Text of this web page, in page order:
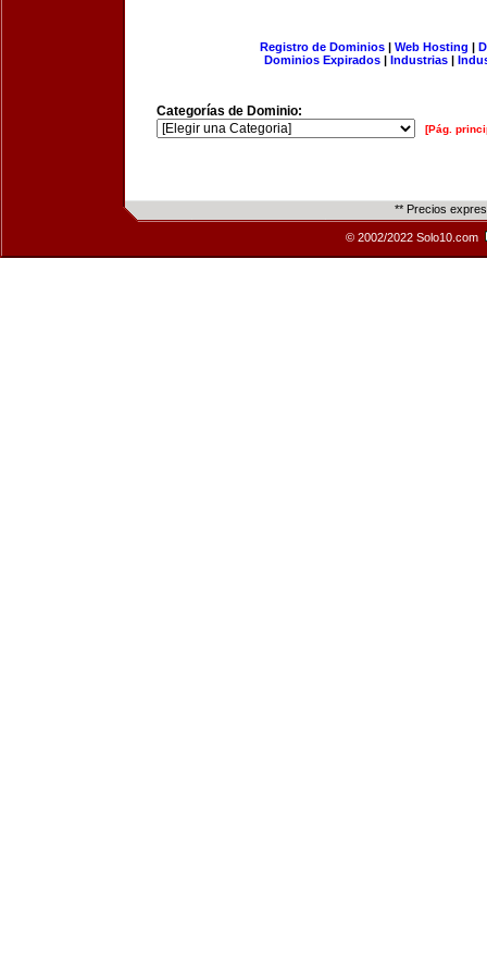
Registro de Dominios| Web Hosting |
Dominios Expirados | Industrias |
Categorías de Dominio:
[Pág.
** Precios
© 2002/2022 Solo10.com